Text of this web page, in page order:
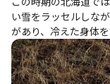
い雪をラッセルしな
があり、冷えた身体
午後1時からの営業で
だったのでラッキー